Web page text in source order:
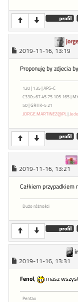
2019-11-16, 13:19
Proponuję by zdjecia
120 | 135 | APS-C
C330s 67 45 75 105 165 |
50 | GRII K-5 21
JORGE.MARTINEZ@PL|
2019-11-16, 13:21
Całkiem przypadkiem
Dużo różności
2019-11-16, 13:31
Fenol, masz
Pentax